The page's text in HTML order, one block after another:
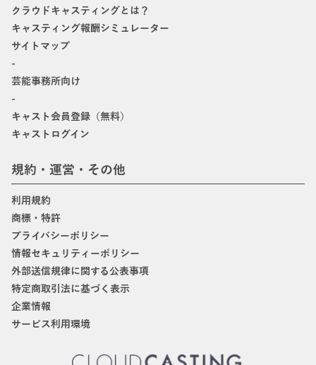
クラウドキャスティングとは？
キャスティング報酬シミュレーター
サイトマップ
-
芸能事務所向け
-
キャスト会員登録（無料）
キャストログイン
規約・運営・その他
利用規約
商標・特許
プライバシーポリシー
情報セキュリティーポリシー
外部送信規律に関する公表事項
特定商取引法に基づく表示
企業情報
サービス利用環境